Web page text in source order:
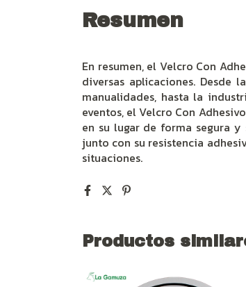
Resumen
En resumen, el Velcro Con
diversas aplicaciones. Desde
manualidades, hasta la
eventos, el Velcro Con
en su lugar de forma segura
junto con su resistencia
situaciones.
Productos